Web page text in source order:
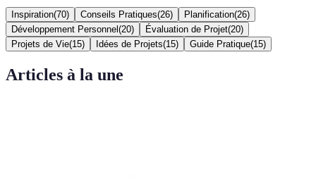
Inspiration(70) Conseils Pratiques(26) Planification(26)
Développement Personnel (20) Évaluation de Projet(20)
Projets de Vie(15) Idées de Projets(15) Guide Pratique(15)
Articles à la une